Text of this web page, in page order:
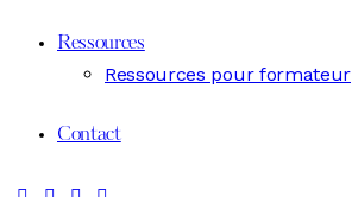
Ressources
Ressources pour formateur
Contact